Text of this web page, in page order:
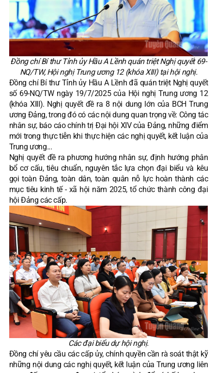
Đồng chí Bí thư Tỉnh ủy Hầu A Lềnh quán triệt Nghị quyết 69-
NQ/TW, Hội nghị Trung ương 12 (khóa XIII) tại hội nghị.
Đồng chí Bí thư Tỉnh ủy Hầu A Lềnh đã quán triệt Nghị quyết
số 69-NQ/TW ngày 19/7/2025 của Hội nghị Trung ương 12
(khóa XIII). Nghị quyết đề ra 8 nội dung lớn của BCH Trung
ương Đảng, trong đó có các nội dung quan trọng về: Công tác
nhân sự, báo cáo chính trị Đại hội XIV của Đảng, những điểm
mới trong thực tiễn khi thực hiện các nghị quyết, kết luận của
Trung ương...
Nghị quyết đề ra phương hướng nhân sự, định hướng phân
bổ cơ cấu, tiêu chuẩn, nguyên tắc lựa chọn đại biểu và kêu
gọi toàn Đảng, toàn dân, toàn quân nỗ lực hoàn thành các
mục tiêu kinh tế - xã hội năm 2025, tổ chức thành công đại
hội Đảng các cấp.
Các đại biểu dự hội nghị.
Đồng chí yêu cầu các cấp ủy, chính quyền cần rà soát thật kỹ
những nội dung các nghị quyết, kết luận của Trung ương liên